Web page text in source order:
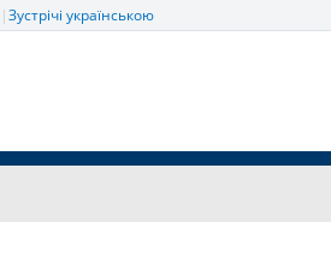
|Зустрічі українською